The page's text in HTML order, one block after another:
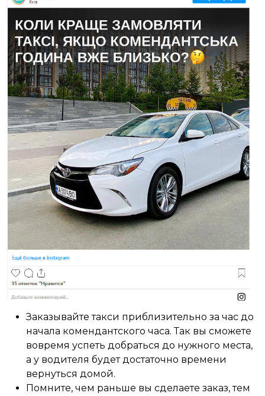
Заказывайте такси приблизительно за час до
начала комендантского часа. Так вы сможете
вовремя успеть добраться до нужного места,
а у водителя будет достаточно времени
вернуться домой.
Помните, чем раньше вы сделаете заказ, тем